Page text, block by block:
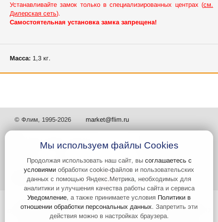
Устанавливайте замок только в специализированных центрах (см.
Дилерская сеть).
Самостоятельная установка замка запрещена!
Масса: 1,3 кг.
© Флим, 1995-2026 market@flim.ru
Задать вопрос Контакты
Интернет-сайт носит информационный характер и не является
публичной офертой, которая определяется положениями статьи 437
Гражданского кодекса РФ. Информация о характеристиках и
Мы используем файлы Cookies
Продолжая использовать наш сайт, вы соглашаетесь с
условиями обработки cookie-файлов и пользовательских
данных с помощью Яндекс.Метрика, необходимых для
аналитики и улучшения качества работы сайта и сервиса
Уведомление, а также принимаете условия Политики в
отношении обработки персональных данных. Запретить эти
действия можно в настройках браузера.